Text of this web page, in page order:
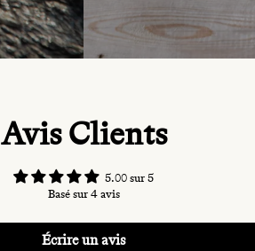
Avis Clients
5.00 sur 5
Basé sur 4 avis
Écrire un avis